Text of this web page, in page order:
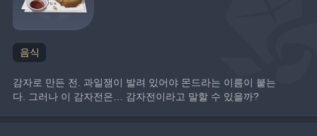
음식
감자로 만든 전. 과일잼이 발려 있어야 몬드라는 이름이 붙는
다. 그러나 이 감자전은… 감자전이라고 말할 수 있을까?